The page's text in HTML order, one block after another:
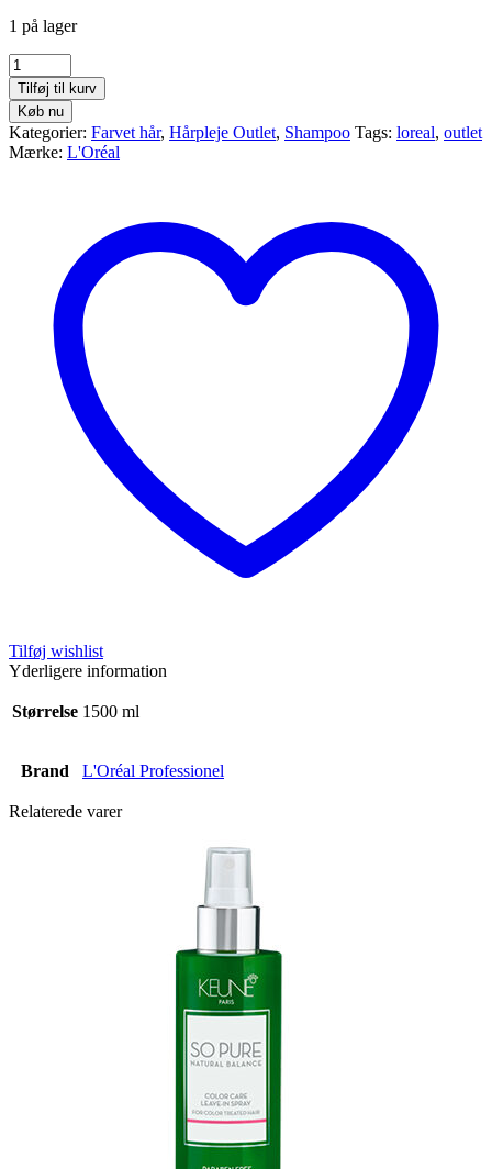
1 på lager
L'Oréal
-
Pro
Classics
Color
Shampoo
Tilføj til kurv
Køb nu
Kategorier: Farvet hår, Hårpleje Outlet, Shampoo Tags: loreal, outlet
Mærke: L'Oréal
Tilføj wishlist
Yderligere information
Størrelse 1500 ml
Brand L'Oréal Professionel
Relaterede varer